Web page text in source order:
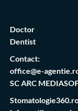
Doctor
Dentist
Contact:
office@e-
SC ARC